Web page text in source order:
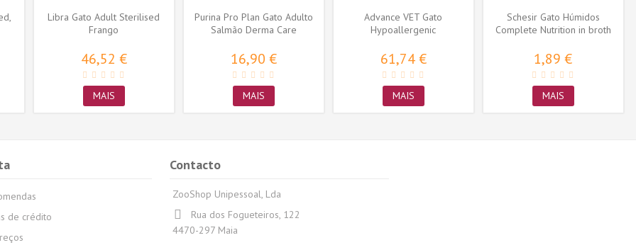
Libra Gato Adult Sterilised
Frango
46,52 €
MAIS
Purina Pro Plan Gato Adulto
Salmão Derma Care
16,90 €
MAIS
Advance VET Gato
Hypoallergenic
61,74 €
MAIS
Schesir Gato Húmidos
Complete Nutrition in broth
1,89 €
MAIS
de crédito
Contacto
ZooShop Unipessoal, Lda
Rua dos Fogueteiros, 122
4470-297 Maia